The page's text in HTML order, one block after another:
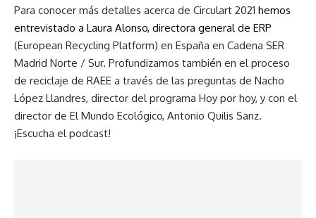
Para conocer más detalles acerca de Circulart 2021 hemos
entrevistado a Laura Alonso, directora general de ERP
(European Recycling Platform) en España en Cadena SER
Madrid Norte / Sur. Profundizamos también en el proceso
de reciclaje de RAEE a través de las preguntas de Nacho
López Llandres, director del programa Hoy por hoy, y con el
director de El Mundo Ecológico, Antonio Quilis Sanz.
¡Escucha el podcast!